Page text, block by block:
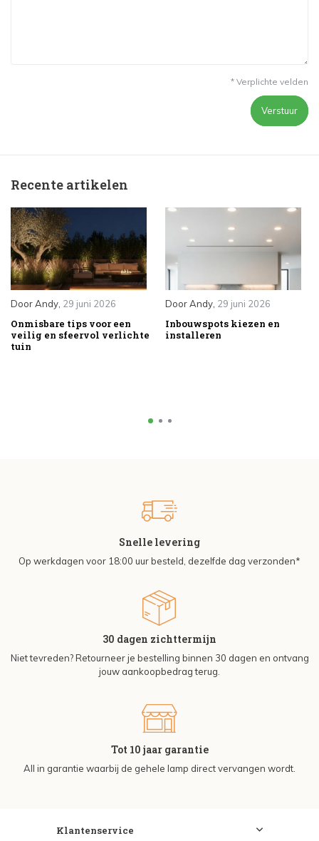
* Verplichte velden
Verstuur
Recente artikelen
DoorAndy, 29 juni 2026
Onmisbare tips voor een
veilig en sfeervol verlichte
tuin
DoorAndy, 29 juni 2026
Inbouwspots kiezen en
installeren
Snelle levering
Op werkdagen voor 18:00 uur besteld, dezelfde dag verzonden*
30 dagen zichttermijn
Niet tevreden? Retourneer je bestelling binnen 30 dagen en ontvang
jouw aankoopbedrag terug.
Tot 10 jaar garantie
All in garantie waarbij de gehele lamp direct vervangen wordt.
Klantenservice